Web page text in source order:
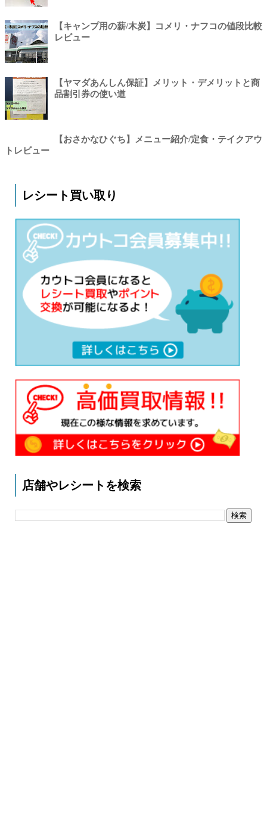
【キャンプ用の薪/木炭】コメリ・ナフコの値段比較
レビュー
【ヤマダあんしん保証】メリット・デメリットと商
品割引券の使い道
【おさかなひぐち】メニュー紹介/定食・テイクアウ
トレビュー
レシート買い取り
店舗やレシートを検索